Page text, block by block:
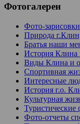
Фотогалереи
Фото-
Природа
Братья наши
История Клина
Виды Клина и
Спортивная
Интересные
История г.о.
Культурная
Туристические
Фото-отчеты